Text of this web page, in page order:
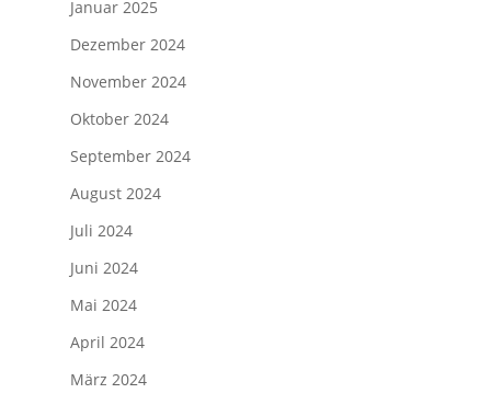
Januar 2025
Dezember 2024
November 2024
Oktober 2024
September 2024
August 2024
Juli 2024
Juni 2024
Mai 2024
April 2024
März 2024